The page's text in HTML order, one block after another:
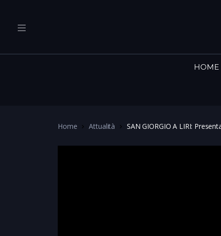
HOME
Home Attualità SAN GIORGIO A LIRI: